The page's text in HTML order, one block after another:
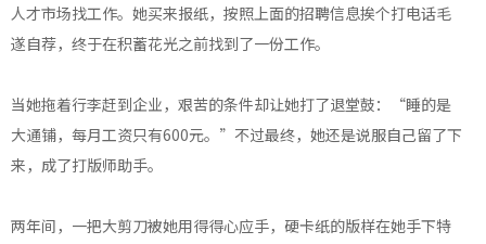
人才市场找工作。她买来报纸，按照上面的招聘信息挨个打电话毛
遂自荐，终于在积蓄花光之前找到了一份工作。
当她拖着行李赶到企业，艰苦的条件却让她打了退堂鼓：“睡的是
大通铺，每月工资只有600元。”不过最终，她还是说服自己留了下
来，成了打版师助手。
两年间，一把大剪刀被她用得得心应手，硬卡纸的版样在她手下特